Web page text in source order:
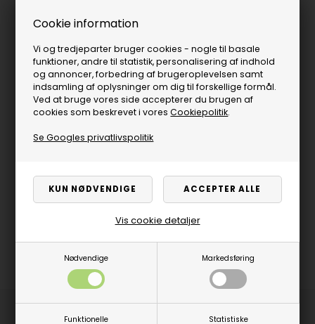
Cookie information
Vi og tredjeparter bruger cookies - nogle til basale
funktioner, andre til statistik, personalisering af indhold
og annoncer, forbedring af brugeroplevelsen samt
indsamling af oplysninger om dig til forskellige formål.
Ved at bruge vores side accepterer du brugen af
cookies som beskrevet i voresCookiepolitik.
Se Googles privatlivspolitik
Nødvendige Markedsføring
Funktionelle Statistiske
Vis cookie detaljer
Produktbeskrivelse